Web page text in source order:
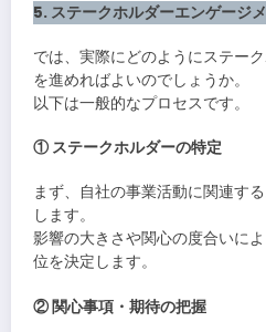
5. ステークホルダーエンゲージ
では、実際にどのようにステー
を進めればよいのでしょうか。
以下は一般的なプロセスです。
① ステークホルダーの特定
まず、自社の事業活動に関連す
します。
影響の大きさや関心の度合いに
位を決定します。
② 関心事項・期待の把握